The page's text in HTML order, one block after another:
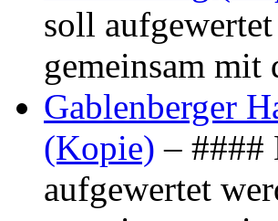
soll
gemeinsam
Gablenberger
(Kopie) – ####
aufgewertet